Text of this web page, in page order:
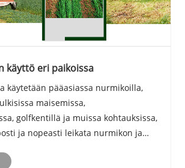
käyttö eri paikoissa
käytetään pääasiassa nurmikoilla,
maisemissa,
golfkentillä ja muissa kohtauksissa,
ja nopeasti leikata nurmikon ja